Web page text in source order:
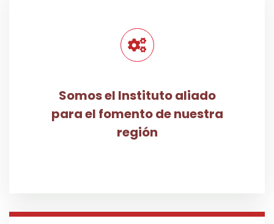
Somos el Instituto aliado
para el fomento de nuestra
región